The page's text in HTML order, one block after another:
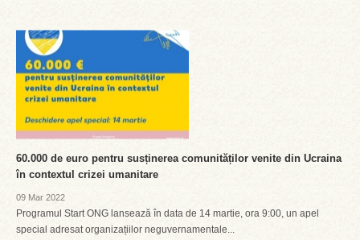
60.000 de euro pentru susținerea comunităților venite din Ucraina
în contextul crizei umanitare
09 Mar 2022
Programul Start ONG lansează în data de 14 martie, ora 9:00, un apel
special adresat organizațiilor neguvernamentale...